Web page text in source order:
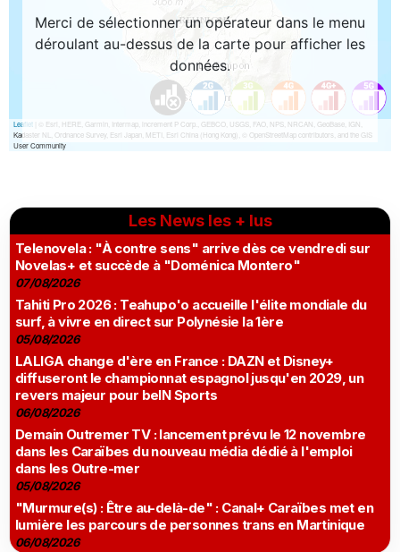
Les News les + lus
Telenovela : "À contre sens" arrive dès ce vendredi sur
Novelas+ et succède à "Doménica Montero"
07/08/2026
Tahiti Pro 2026 : Teahupo'o accueille l'élite mondiale du
surf, à vivre en direct sur Polynésie la 1ère
05/08/2026
LALIGA change d'ère en France : DAZN et Disney+
diffuseront le championnat espagnol jusqu'en 2029, un
revers majeur pour beIN Sports
06/08/2026
Demain Outremer TV : lancement prévu le 12 novembre
dans les Caraïbes du nouveau média dédié à l'emploi
dans les Outre-mer
05/08/2026
"Murmure(s) : Être au-delà-de" : Canal+ Caraïbes met en
lumière les parcours de personnes trans en Martinique
06/08/2026